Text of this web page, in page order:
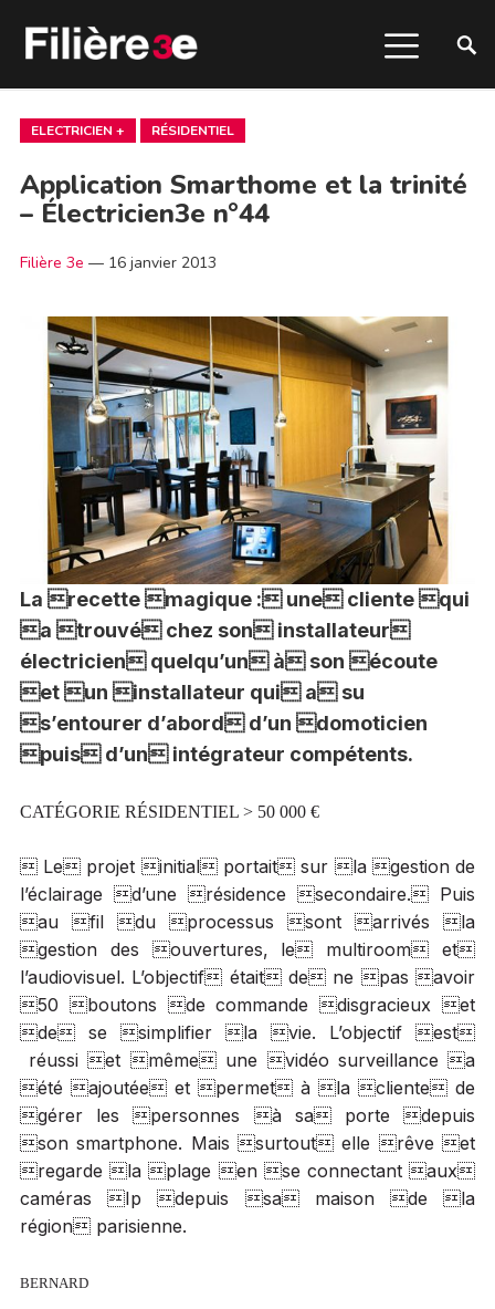
ELECTRICIEN + RÉSIDENTIEL
Application Smarthome et la trinité
– Électricien3e n°44
Filière 3e — 16 janvier 2013
La recette magique : une cliente qui
a trouvé chez son installateur
électricien quelqu’un à son écoute
et un installateur qui a su
s’entourer d’abord d’un domoticien
puis d’un intégrateur compétents.
CATÉGORIE RÉSIDENTIEL > 50 000 €
 Le projet initial portait sur la gestion de
l’éclairage d’une résidence secondaire. Puis
au fil du processus sont arrivés la
gestion des ouvertures, le multiroom et
l’audiovisuel. L’objectif était de ne pas avoir
50 boutons de commande disgracieux et
de se simplifier la vie. L’objectif est
réussi et même une vidéo surveillance a
été ajoutée et permet à la cliente de
gérer les personnes à sa porte depuis
son smartphone. Mais surtout elle rêve et
regarde la plage en se connectant aux
caméras Ip depuis sa maison de la
région parisienne.
BERNARD